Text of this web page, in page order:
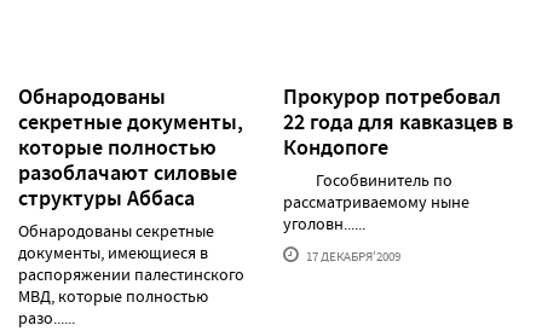
Обнародованы
секретные документы,
которые полностью
разоблачают силовые
структуры Аббаса
Обнародованы секретные
документы, имеющиеся в
распоряжении палестинского
МВД, которые полностью
разо......
Прокурор потребовал
22 года для кавказцев в
Кондопоге
Гособвинитель по
рассматриваемому ныне
уголовн......
17 ДЕКАБРЯ'2009